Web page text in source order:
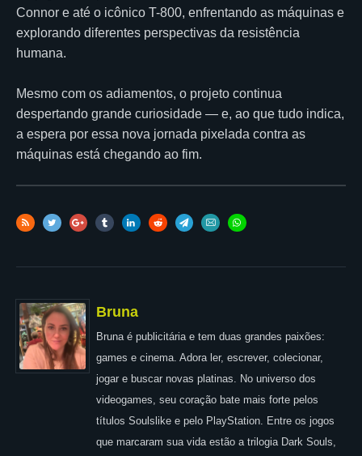
Connor e até o icônico T-800, enfrentando as máquinas e
explorando diferentes perspectivas da resistência
humana.
Mesmo com os adiamentos, o projeto continua
despertando grande curiosidade — e, ao que tudo indica,
a espera por essa nova jornada pixelada contra as
máquinas está chegando ao fim.
Bruna
Bruna é publicitária e tem duas grandes paixões:
games e cinema. Adora ler, escrever, colecionar,
jogar e buscar novas platinas. No universo dos
videogames, seu coração bate mais forte pelos
títulos Soulslike e pelo PlayStation. Entre os jogos
que marcaram sua vida estão a trilogia Dark Souls,